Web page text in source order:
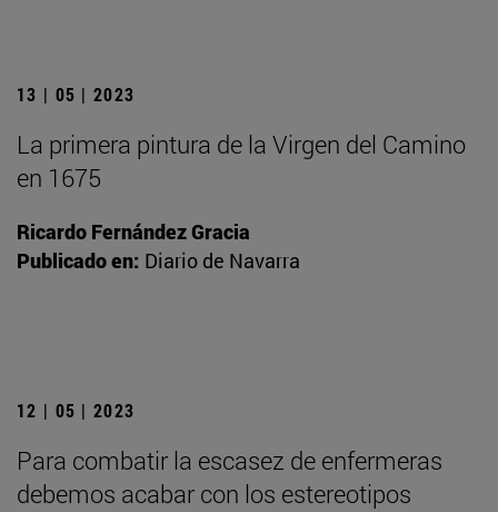
13 | 05 | 2023
La primera pintura de la Virgen del Camino
en 1675
Ricardo Fernández Gracia
Publicado en: Diario de Navarra
12 | 05 | 2023
Para combatir la escasez de enfermeras
debemos acabar con los estereotipos